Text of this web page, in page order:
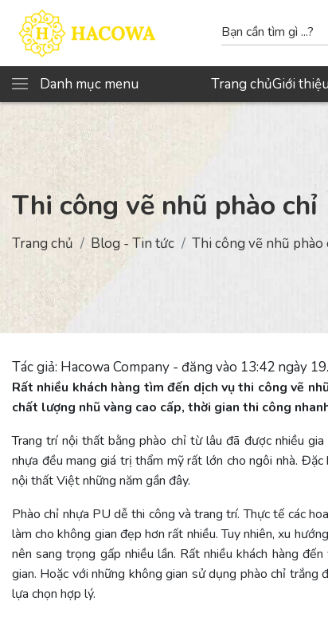
Danh mục menu Trang chủGiới thiệu
Thi công vẽ nhũ phào chỉ
Trang chủ Blog - Tin tức Thi công vẽ nhũ phào
Tác giả: Hacowa Company - đăng vào 13:42 ngày
Rất nhiều khách hàng tìm đến dịch vụ thi công vẽ
chất lượng nhũ vàng cao cấp, thời gian thi công
Trang trí nội thất bằng phào chỉ từ lâu đã được nhiều
nhựa đều mang giá trị thẩm mỹ rất lớn cho ngôi nhà.
nội thất Việt những năm gần đây.
Phào chỉ nhựa PU dễ thi công và trang trí. Thực tế các
làm cho không gian đẹp hơn rất nhiều. Tuy nhiên, xu
nên sang trọng gấp nhiều lần. Rất nhiều khách hàng
gian. Hoặc với những không gian sử dụng phào chỉ
lựa chọn hợp lý.